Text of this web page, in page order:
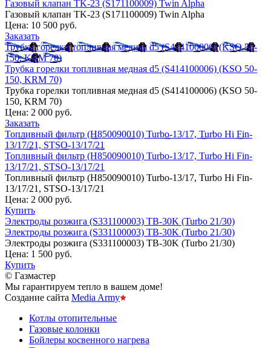
Газовый клапан TK-23 (S171100009) Twin Alpha
Газовый клапан TK-23 (S171100009) Twin Alpha
Цена: 10 500 руб.
Заказать
Трубка горелки топливная медная d5 (S414100006) (KSO 50-
150, KRM 70)
Трубка горелки топливная медная d5 (S414100006) (KSO 50-
150, KRM 70)
Трубка горелки топливная медная d5 (S414100006) (KSO 50-
150, KRM 70)
Цена: 2 000 руб.
Заказать
Топливный фильтр (H850090010) Turbo-13/17, Turbo Hi Fin-
13/17/21, STSO-13/17/21
Топливный фильтр (H850090010) Turbo-13/17, Turbo Hi Fin-
13/17/21, STSO-13/17/21
Топливный фильтр (H850090010) Turbo-13/17, Turbo Hi Fin-
13/17/21, STSO-13/17/21
Цена: 2 000 руб.
Купить
Электроды розжига (S331100003) TB-30K (Turbo 21/30)
Электроды розжига (S331100003) TB-30K (Turbo 21/30)
Электроды розжига (S331100003) TB-30K (Turbo 21/30)
Цена: 1 500 руб.
Купить
© Газмастер
Мы гарантируем тепло в вашем доме!
Создание сайта Media Army
Котлы отопительные
Газовые колонки
Бойлеры косвенного нагрева